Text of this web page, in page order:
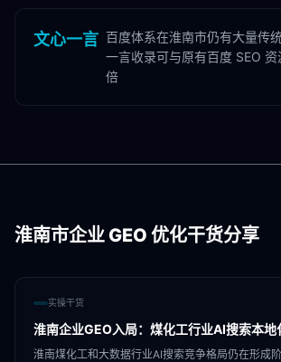
文心一言 百度体系在淮南市仍有大量传
一言收录可与原有百度 SEO
倍
淮南市企业 GEO 优化干货分享
实操干货
淮南企业GEO入局：煤化工行业AI搜索本地
淮南煤化工和大数据行业AI搜索竞争格局仍在形成